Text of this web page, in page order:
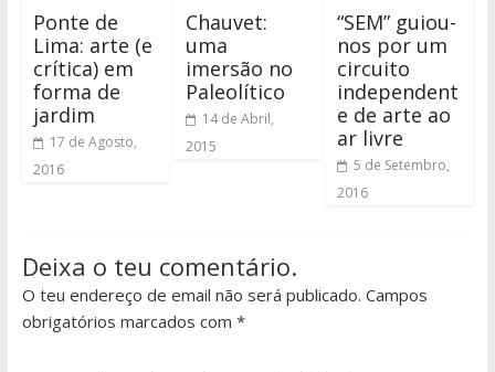
Ponte de
Lima: arte (e
crítica) em
forma de
jardim
17 de Agosto,
2016
Chauvet:
uma
imersão no
Paleolítico
14 de Abril,
2015
“SEM” guiou-
nos por um
circuito
independent
e de arte ao
ar livre
5 de Setembro,
2016
Deixa o teu comentário.
O teu endereço de email não será publicado. Campos
obrigatórios marcados com *